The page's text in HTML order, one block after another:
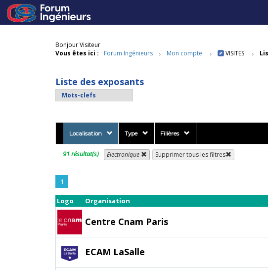
Bonjour Visiteur
Vous êtes ici :
Forum Ingénieurs Mon compte VISITES
Liste des exposants
Localisation Type Filières
91 résultat(s) Electronique Supprimer tous les filtres
1
Logo Organisation
Centre Cnam Paris
ECAM LaSalle